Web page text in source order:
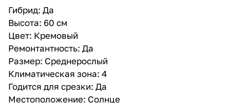
Гибрид: Да
Высота: 60 см
Цвет: Кремовый
Ремонтантность: Да
Размер: Среднерослый
Климатическая зона: 4
Годится для срезки: Да
Местоположение: Солнце